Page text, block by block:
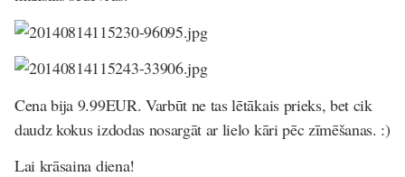
Cena bija 9.99EUR. Varbūt ne tas lētākais prieks, bet cik
daudz kokus izdodas nosargāt ar lielo kāri pēc zīmēšanas. :)
Lai krāsaina diena!